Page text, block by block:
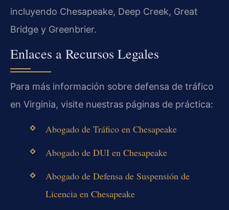
incluyendo Chesapeake, Deep Creek, Great
Bridge y Greenbrier.
Enlaces a Recursos Legales
Para más información sobre defensa de tráfico
en Virginia, visite nuestras páginas de práctica:
Abogado de Tráfico en Chesapeake
Abogado de DUI en Chesapeake
Abogado de Defensa de Suspensión de
Licencia en Chesapeake